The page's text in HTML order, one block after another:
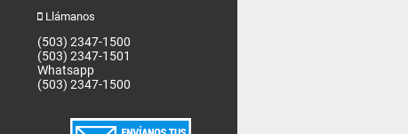
Llámanos
(503) 2347-1500
(503) 2347-1501
Whatsapp
(503) 2347-1500